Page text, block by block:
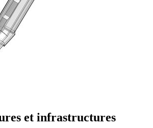
et infrastructures